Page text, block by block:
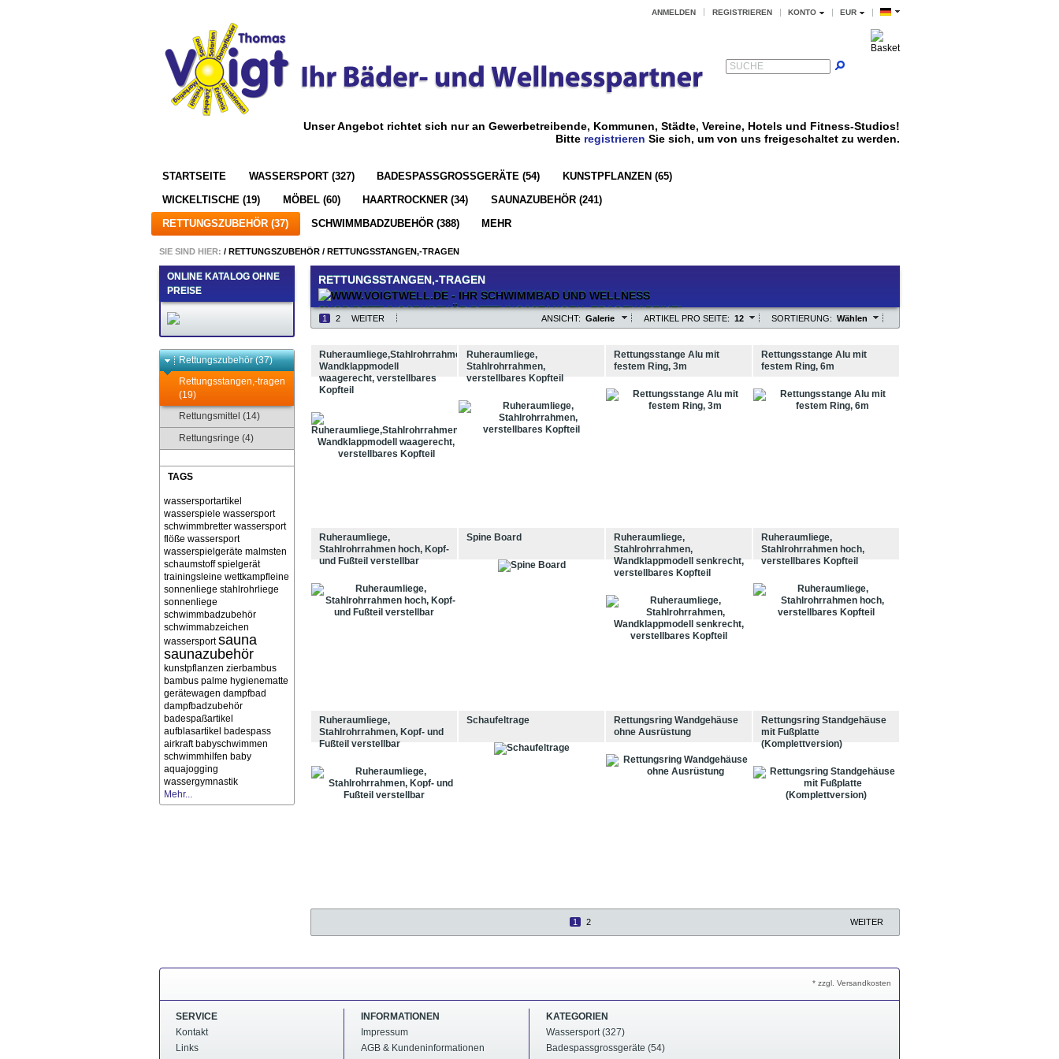
EUR
KONTO
ANMELDEN REGISTRIEREN
SUCHE
Unser Angebot richtet sich nur an Gewerbetreibende, Kommunen, Städte, Vereine, Hotels und Fitness-Studios!
Bitte registrieren Sie sich, um von uns freigeschaltet zu werden.
STARTSEITE WASSERSPORT (327) BADESPASSGROSSGERÄTE (54) KUNSTPFLANZEN (65)
WICKELTISCHE (19) MÖBEL (60) HAARTROCKNER (34) SAUNAZUBEHÖR (241)
RETTUNGSZUBEHÖR (37) SCHWIMMBADZUBEHÖR (388) MEHR
SIE SIND HIER: / RETTUNGSZUBEHÖR / RETTUNGSSTANGEN,-TRAGEN
ONLINE KATALOG OHNE
PREISE
Rettungszubehör (37)
Rettungsstangen,-tragen
(19)
Rettungsmittel (14)
Rettungsringe (4)
TAGS
wassersportartikel
wasserspiele wassersport
schwimmbretter wassersport
flöße wassersport
wasserspielgeräte malmsten
schaumstoff spielgerät
trainingsleine wettkampfleine
sonnenliege stahlrohrliege
sonnenliege
schwimmbadzubehör
schwimmabzeichen
wassersport sauna
saunazubehör
kunstpflanzen zierbambus
bambus palme hygienematte
gerätewagen dampfbad
dampfbadzubehör
badespaßartikel
aufblasartikel badespass
airkraft babyschwimmen
schwimmhilfen baby
aquajogging
wassergymnastik
Mehr...
RETTUNGSSTANGEN,-TRAGEN
1 2 WEITER SORTIERUNG: Wählen
ARTIKEL PRO SEITE: 12
ANSICHT: Galerie
Ruheraumliege,Stahlrohrrahmen,
Wandklappmodell
waagerecht, verstellbares
Kopfteil
Ruheraumliege,
Stahlrohrrahmen,
verstellbares Kopfteil
Rettungsstange Alu mit
festem Ring, 3m
Rettungsstange Alu mit
festem Ring, 6m
Ruheraumliege,
Stahlrohrrahmen hoch, Kopf-
und Fußteil verstellbar
Spine Board
Ruheraumliege,
Stahlrohrrahmen,
Wandklappmodell senkrecht,
verstellbares Kopfteil
Ruheraumliege,
Stahlrohrrahmen hoch,
verstellbares Kopfteil
Ruheraumliege,
Stahlrohrrahmen, Kopf- und
Fußteil verstellbar
Schaufeltrage
Rettungsring Wandgehäuse
ohne Ausrüstung
Rettungsring Standgehäuse
mit Fußplatte
(Komplettversion)
1 2 WEITER
* zzgl. Versandkosten
SERVICE
Kontakt
Links
INFORMATIONEN
Impressum
AGB & Kundeninformationen
KATEGORIEN
Wassersport (327)
Badespassgrossgeräte (54)